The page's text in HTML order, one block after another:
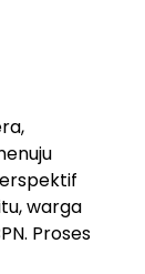
warga
Proses